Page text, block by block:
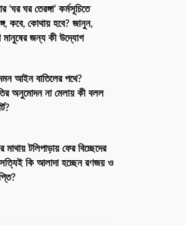
‘ঘর ঘর তেরঙ্গা’ কর্মসূচিতে
কবে, কোথায় হবে? জানুন,
মানুষের জন্য কী উদ্যোগ
আইন বাতিলের পথে?
অনুমোদন না মেলায় কী বলল
মাথায় টলিপাড়ায় ফের বিচ্ছেদের
কি আলাদা হচ্ছেন রণজয় ও